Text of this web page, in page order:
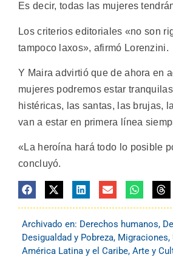
Es decir, todas las mujeres
Los criterios editoriales «no son
tampoco laxos», afirmó Lorenzini.
Y Maira advirtió que de ahora en
mujeres podremos estar
histéricas, las santas, las brujas,
van a estar en primera línea
«La heroína hará todo lo posible
concluyó.
Archivado en: Derechos humanos,
Desigualdad y Pobreza, Migraciones,
América Latina y el Caribe, Arte y